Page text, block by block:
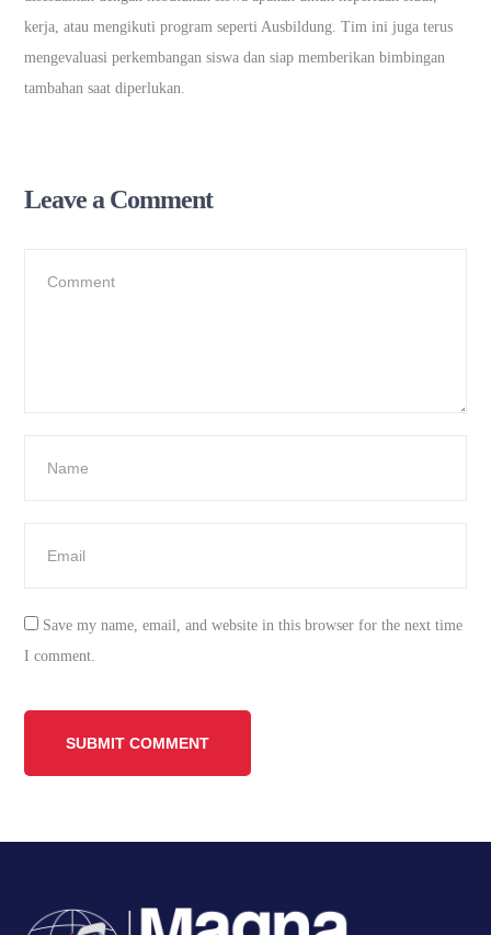
kerja, atau mengikuti program seperti Ausbildung. Tim ini juga terus
mengevaluasi perkembangan siswa dan siap memberikan bimbingan
tambahan saat diperlukan.
Leave a Comment
Save my name, email, and website in this browser for the next time
I comment.